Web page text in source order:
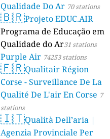
Qualidade Do Ar 70 stations
🇧🇷Projeto EDUC.AIR
Programa de Educação em
Qualidade do Ar31 stations
Purple Air 74253 stations
🇫🇷Qualitair Région
Corse - Surveillance De La
Qualité De L'air En Corse 7
stations
🇮🇹Qualità Dell’aria |
Agenzia Provinciale Per